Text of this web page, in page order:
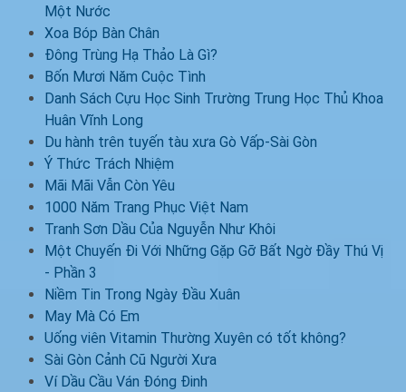
Một Nước
Xoa Bóp Bàn Chân
Đông Trùng Hạ Thảo Là Gì?
Bốn Mươi Năm Cuộc Tình
Danh Sách Cựu Học Sinh Trường Trung Học Thủ Khoa
Huân Vĩnh Long
Du hành trên tuyến tàu xưa Gò Vấp-Sài Gòn
Ý Thức Trách Nhiệm
Mãi Mãi Vẫn Còn Yêu
1000 Năm Trang Phục Việt Nam
Tranh Sơn Dầu Của Nguyễn Như Khôi
Một Chuyến Đi Với Những Gặp Gỡ Bất Ngờ Đầy Thú Vị
- Phần 3
Niềm Tin Trong Ngày Đầu Xuân
May Mà Có Em
Uống viên Vitamin Thường Xuyên có tốt không?
Sài Gòn Cảnh Cũ Người Xưa
Ví Dầu Cầu Ván Đóng Đinh